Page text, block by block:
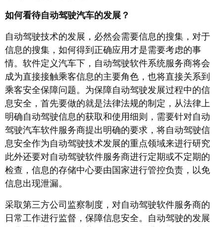
如何看待自动驾驶汽车的发展？
自动驾驶技术的发展，必然会需要信息的搜集，对于
信息的搜集，如何得到正确应用才是需要考虑的事
情。软件定义汽车下，自动驾驶软件系统服务商将会
成为直接接触乘客信息的主要角色，也将直接关系到
乘客安全保障问题。为保障自动驾驶发展过程中的信
息安全，首先要做的就是法律法规的制定，从法律上
明确自动驾驶信息的获取和使用细则，需要针对自动
驾驶汽车软件服务商提出明确的要求，将自动驾驶信
息安全作为自动驾驶技术发展的重点领域来进行研究
此外还要对自动驾驶软件服务商进行定期或不定期的
检查，信息的存储中心要由国家进行管控负责，以免
信息出现泄漏。
采取第三方公司监察制度，对自动驾驶软件服务商的
日常工作进行监督，保障信息安全。自动驾驶的发展